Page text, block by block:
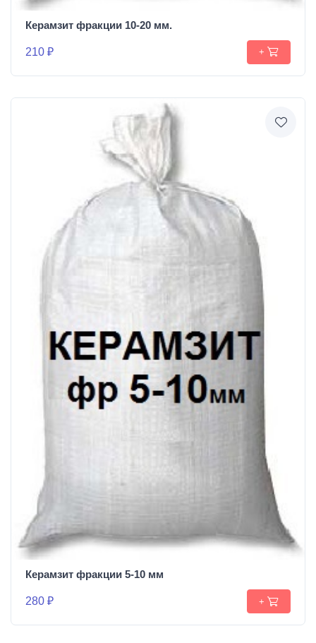
Керамзит фракции 10-20 мм.
210 ₽ +
Керамзит фракции 5-10 мм
280 ₽ +